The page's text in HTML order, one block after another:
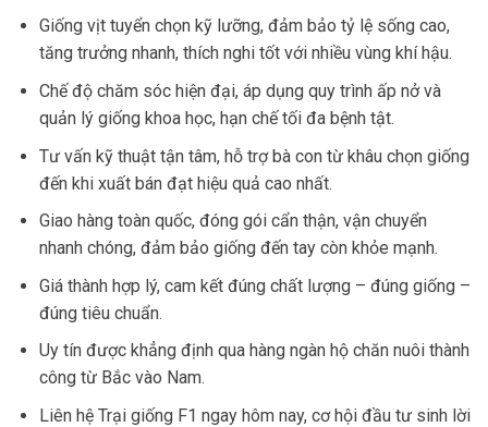
Giống vịt tuyển chọn kỹ lưỡng, đảm bảo tỷ lệ sống cao,
tăng trưởng nhanh, thích nghi tốt với nhiều vùng khí hậu.
Chế độ chăm sóc hiện đại, áp dụng quy trình ấp nở và
quản lý giống khoa học, hạn chế tối đa bệnh tật.
Tư vấn kỹ thuật tận tâm, hỗ trợ bà con từ khâu chọn giống
đến khi xuất bán đạt hiệu quả cao nhất.
Giao hàng toàn quốc, đóng gói cẩn thận, vận chuyển
nhanh chóng, đảm bảo giống đến tay còn khỏe mạnh.
Giá thành hợp lý, cam kết đúng chất lượng – đúng giống –
đúng tiêu chuẩn.
Uy tín được khẳng định qua hàng ngàn hộ chăn nuôi thành
công từ Bắc vào Nam.
Liên hệ Trại giống F1 ngay hôm nay, cơ hội đầu tư sinh lời